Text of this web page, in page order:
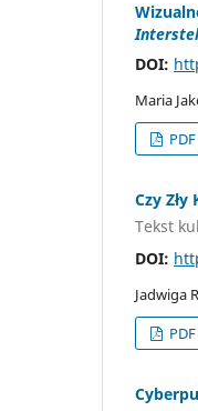
DOI:
Maria
Czy
Tekst
DOI:
Jadwiga